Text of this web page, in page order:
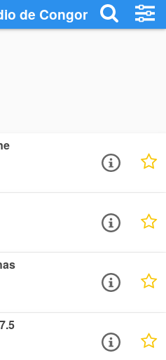
de Congonhas - Ouça